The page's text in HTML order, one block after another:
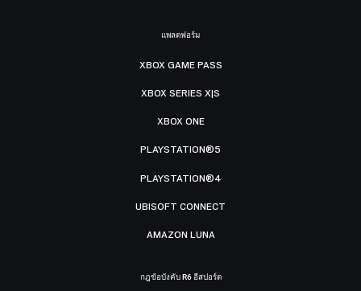
แพลตฟอร์ม
XBOX GAME PASS
XBOX SERIES X|S
XBOX ONE
PLAYSTATION®5
PLAYSTATION®4
UBISOFT CONNECT
AMAZON LUNA
กฎข้อบังคับ R6 อีสปอร์ต